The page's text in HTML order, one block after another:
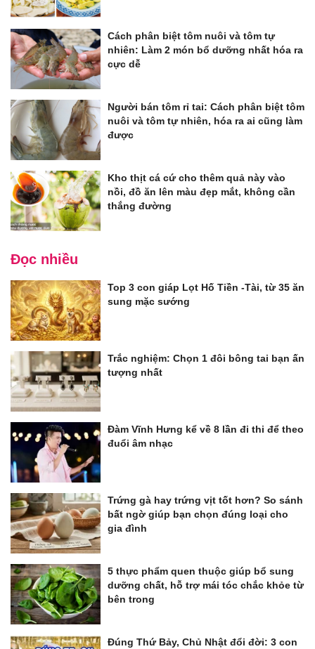
Cách phân biệt tôm nuôi và tôm tự
nhiên: Làm 2 món bổ dưỡng nhất hóa ra
cực dễ
Người bán tôm rỉ tai: Cách phân biệt tôm
nuôi và tôm tự nhiên, hóa ra ai cũng làm
được
Kho thịt cá cứ cho thêm quả này vào
nồi, đồ ăn lên màu đẹp mắt, không cần
thắng đường
Đọc nhiều
Top 3 con giáp Lọt Hố Tiền -Tài, từ 35 ăn
sung mặc sướng
Trắc nghiệm: Chọn 1 đôi bông tai bạn ấn
tượng nhất
Đàm Vĩnh Hưng kể về 8 lần đi thi để theo
đuổi âm nhạc
Trứng gà hay trứng vịt tốt hơn? So sánh
bất ngờ giúp bạn chọn đúng loại cho
gia đình
5 thực phẩm quen thuộc giúp bổ sung
dưỡng chất, hỗ trợ mái tóc chắc khỏe từ
bên trong
Đúng Thứ Bảy, Chủ Nhật đổi đời: 3 con